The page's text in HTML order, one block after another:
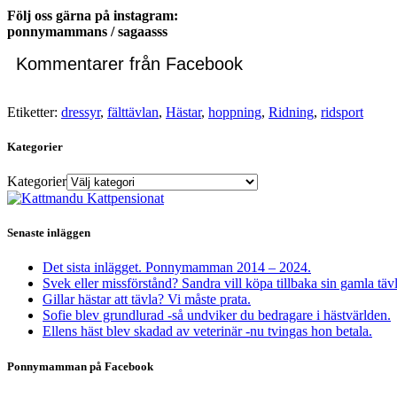
Följ oss gärna på instagram:
ponnymammans / sagaasss
Kommentarer från Facebook
Etiketter: dressyr, fälttävlan, Hästar, hoppning, Ridning, ridsport
Kategorier
Kategorier
Senaste inläggen
Det sista inlägget. Ponnymamman 2014 – 2024.
Svek eller missförstånd? Sandra vill köpa tillbaka sin gamla
Gillar hästar att tävla? Vi måste prata.
Sofie blev grundlurad -så undviker du bedragare i hästvärlden.
Ellens häst blev skadad av veterinär -nu tvingas hon betala.
Ponnymamman på Facebook